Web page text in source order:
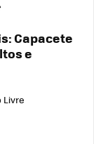
Capacete
e
Livre